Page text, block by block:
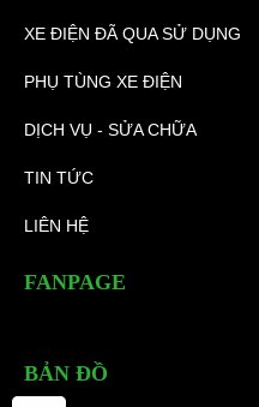
XE ĐIỆN ĐÃ QUA SỬ DỤNG
PHỤ TÙNG XE ĐIỆN
DỊCH VỤ - SỬA CHỮA
TIN TỨC
LIÊN HỆ
FANPAGE
BẢN ĐỒ